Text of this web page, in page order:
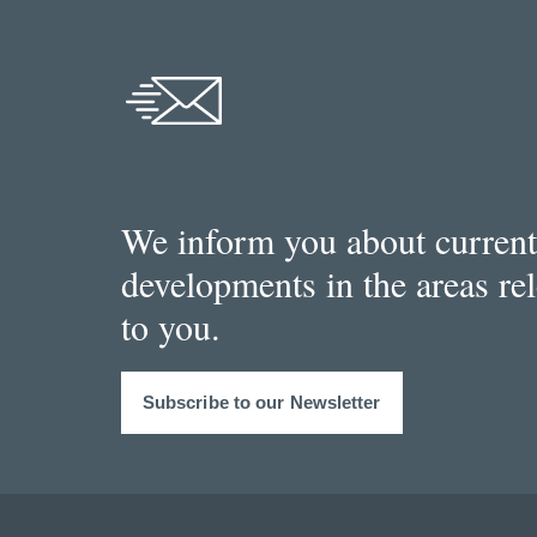
We inform you about
developments in the areas
to you.
Subscribe to our Newsletter